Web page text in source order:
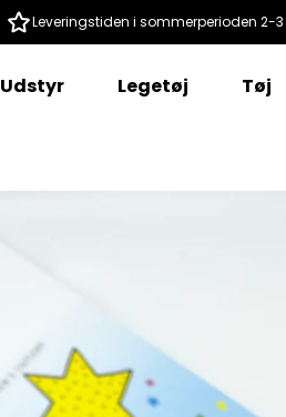
Leveringstiden i sommerperioden 2-
Udstyr Legetøj Tøj